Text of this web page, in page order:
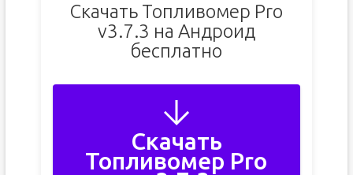
Скачать Топливомер Pro
v3.7.3 на Андроид
бесплатно
Скачать
Топливомер Pro